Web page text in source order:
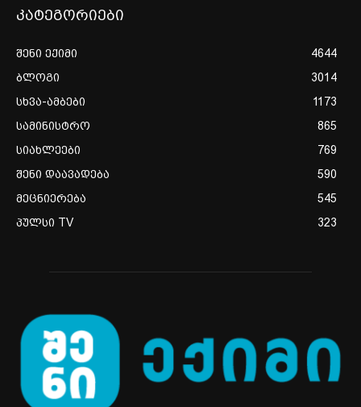
კატეგორიები
შენი ექიმი
4644
ბლოგი
3014
სხვა-ამბები
1173
სამინისტრო
865
სიახლეები
769
შენი დაავადება
590
მეცნიერება
545
პულსი TV
323